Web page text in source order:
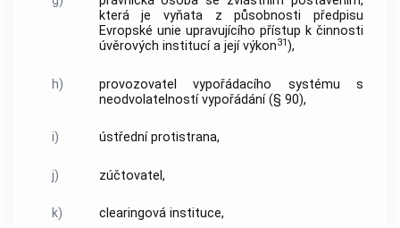
která je vyňata z působnosti předpisu
Evropské unie upravujícího přístup k činnosti
úvěrových institucí a její výkon31),
h)
provozovatel vypořádacího systému s
neodvolatelností vypořádání (§ 90),
i) ústřední protistrana,
j) zúčtovatel,
k) clearingová instituce,